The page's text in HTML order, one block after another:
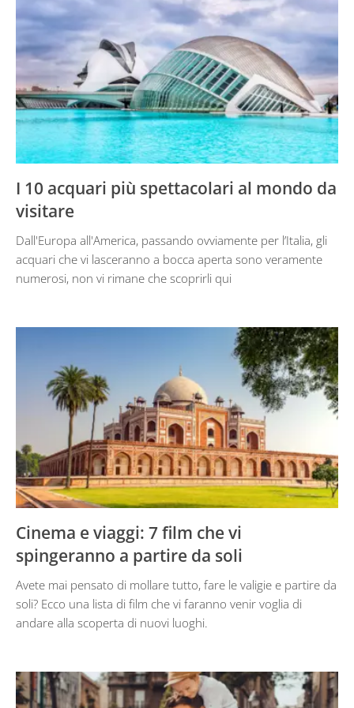
I 10 acquari più spettacolari al mondo da
visitare
Dall'Europa all'America, passando ovviamente per l’Italia, gli
acquari che vi lasceranno a bocca aperta sono veramente
numerosi, non vi rimane che scoprirli qui
Cinema e viaggi: 7 film che vi
spingeranno a partire da soli
Avete mai pensato di mollare tutto, fare le valigie e partire da
soli? Ecco una lista di film che vi faranno venir voglia di
andare alla scoperta di nuovi luoghi.